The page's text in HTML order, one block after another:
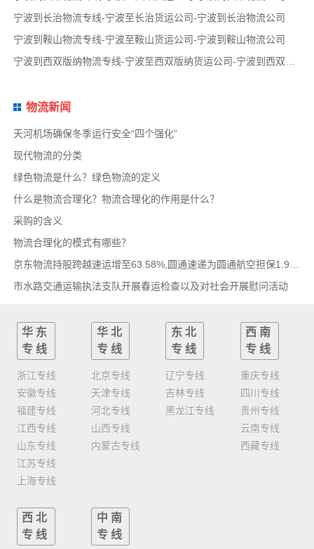
宁波到长治物流专线-宁波至长治货运公司-宁波到长治物流公司
宁波到鞍山物流专线-宁波至鞍山货运公司-宁波到鞍山物流公司
物流新闻
天河机场确保冬季运行安全“四个强化”
现代物流的分类
绿色物流是什么？绿色物流的定义
什么是物流合理化？物流合理化的作用是什么？
采购的含义
物流合理化的模式有哪些？
市水路交通运输执法支队开展春运检查以及对社会开展慰问活动
华东
专线
浙江专线
安徽专线
福建专线
江西专线
山东专线
江苏专线
上海专线
华北
专线
北京专线
天津专线
河北专线
山西专线
内蒙古专线
东北
专线
辽宁专线
吉林专线
黑龙江专线
西南
专线
重庆专线
四川专线
贵州专线
云南专线
西藏专线
西北
专线
中南
专线